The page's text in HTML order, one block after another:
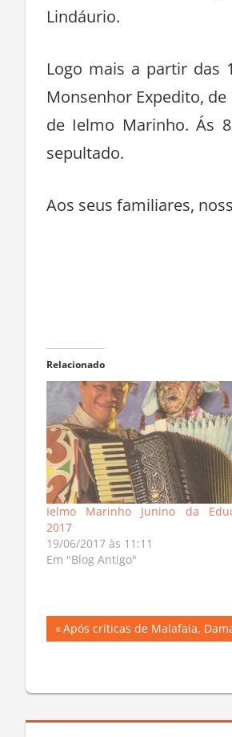
Lindáurio.
Logo mais a partir das
Monsenhor Expedito,
de Ielmo Marinho. Ás
sepultado.
Aos seus familiares,
Relacionado
Ielmo Marinho Junino da
2017
19/06/2017 às 11:11
Em "Blog Antigo"
Navegação
Post
Previous
Post:
Após críticas de Malafaia,